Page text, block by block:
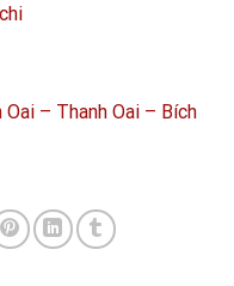
Oai – Thanh Oai – Bích